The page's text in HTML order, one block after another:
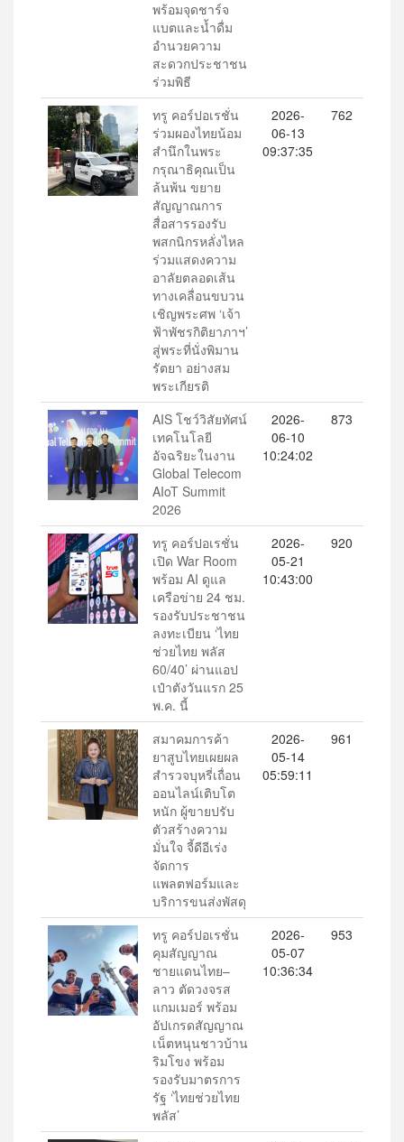
พร้อมจุดชาร์จ
แบตและน้ำดื่ม
อำนวยความ
สะดวกประชาชน
ร่วมพิธี
ทรู คอร์ปอเรชั่น
ร่วมผองไทยน้อม
สำนึกในพระ
กรุณาธิคุณเป็น
ล้นพ้น ขยาย
สัญญาณการ
สื่อสารรองรับ
พสกนิกรหลั่งไหล
ร่วมแสดงความ
อาลัยตลอดเส้น
ทางเคลื่อนขบวน
เชิญพระศพ ‘เจ้า
ฟ้าพัชรกิติยาภาฯ’
สู่พระที่นั่งพิมาน
รัตยา อย่างสม
พระเกียรติ
2026-
06-13
09:37:35
762
AIS โชว์วิสัยทัศน์
เทคโนโลยี
อัจฉริยะในงาน
Global Telecom
AIoT Summit
2026
2026-
06-10
10:24:02
873
ทรู คอร์ปอเรชั่น
เปิด War Room
พร้อม AI ดูแล
เครือข่าย 24 ชม.
รองรับประชาชน
ลงทะเบียน ‘ไทย
ช่วยไทย พลัส
60/40’ ผ่านแอป
เป๋าตังวันแรก 25
พ.ค. นี้
2026-
05-21
10:43:00
920
สมาคมการค้า
ยาสูบไทยเผยผล
สำรวจบุหรี่เถื่อน
ออนไลน์เติบโต
หนัก ผู้ขายปรับ
ตัวสร้างความ
มั่นใจ จี้ดีอีเร่ง
จัดการ
แพลตฟอร์มและ
บริการขนส่งพัสดุ
2026-
05-14
05:59:11
961
ทรู คอร์ปอเรชั่น
คุมสัญญาณ
ชายแดนไทย–
ลาว ตัดวงจรส
แกมเมอร์ พร้อม
อัปเกรดสัญญาณ
เน็ตหนุนชาวบ้าน
ริมโขง พร้อม
รองรับมาตรการ
รัฐ ‘ไทยช่วยไทย
พลัส’
2026-
05-07
10:36:34
953